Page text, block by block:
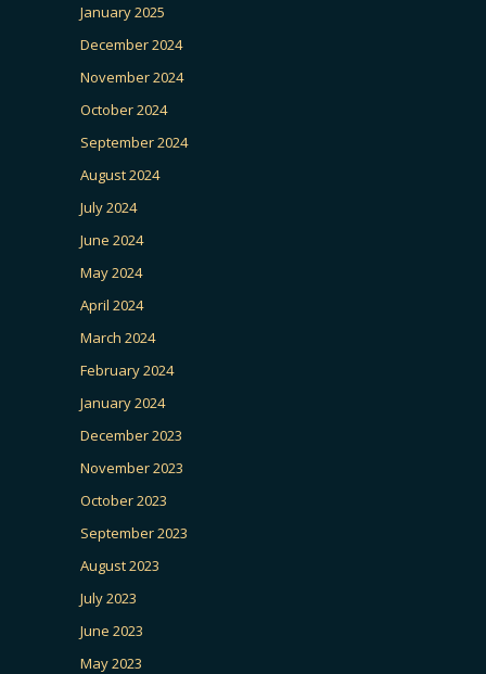
January 2025
December 2024
November 2024
October 2024
September 2024
August 2024
July 2024
June 2024
May 2024
April 2024
March 2024
February 2024
January 2024
December 2023
November 2023
October 2023
September 2023
August 2023
July 2023
June 2023
May 2023